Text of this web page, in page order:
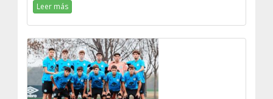
Leer más